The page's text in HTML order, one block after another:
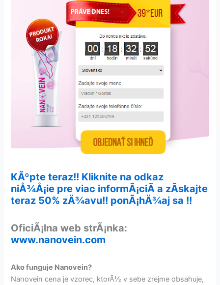
KÃºpte teraz!! Kliknite na odkaz
niÅ¾Å¡ie pre viac informÃ¡ciÃ­ a zÃ­skajte
teraz 50% zÄ¾avu!! ponÃ¡hÄ¾aj sa !!
OficiÃ¡lna web strÃ¡nka:
www.nanovein.com
Ako funguje Nanovein?
Nanovein cena je vzorec, ktorÃ½ v sebe zrejme obsahuje,